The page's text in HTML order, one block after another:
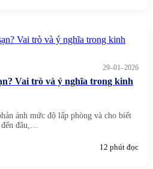
29–01–2026
Vai trò và ý nghĩa trong kinh
ánh mức độ lấp phòng và cho biết
đến đâu,…
12 phút đọc